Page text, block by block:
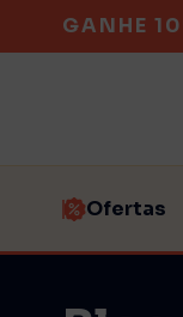
GANHE
Ofertas